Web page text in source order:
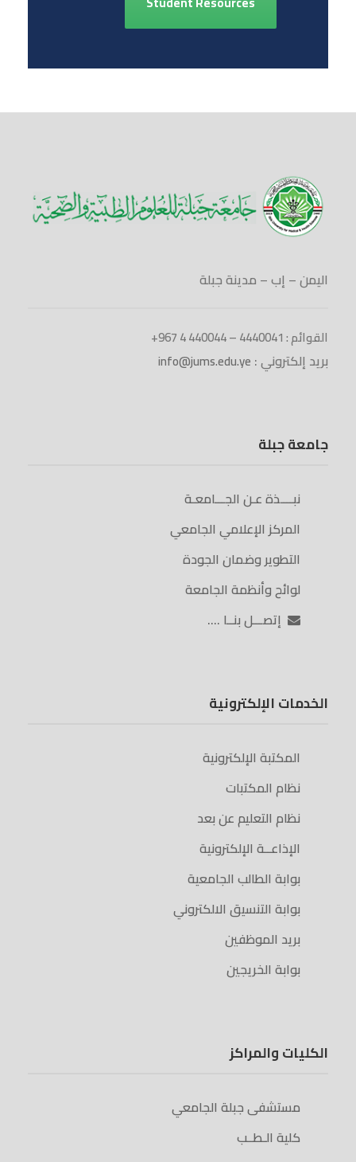
اليمن – إب – مدينة جبلة
القوائم : 4440041 – 440044 4 967+
بريد إلكتروني : info@jums.edu.ye
جامعة جبلة
نبــــذة عـن الجـــامعـة
المركز الإعلامي الجامعي
التطوير وضمان الجودة
لوائح وأنظمة الجامعة
إتصـــل بنــا ….
الخدمات الإلكترونية
المكتبة الإلكترونية
نظام المكتبات
نظام التعليم عن بعد
الإذاعــة الإلكترونية
بوابة الطالب الجامعية
بوابة التنسيق الالكتروني
بريد الموظفين
بوابة الخريجين
الكليات والمراكز
مستشفى جبلة الجامعي
كلية الـطــب